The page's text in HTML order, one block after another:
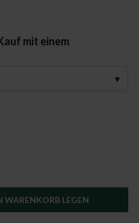
mit einem
WARENKORB LEGEN